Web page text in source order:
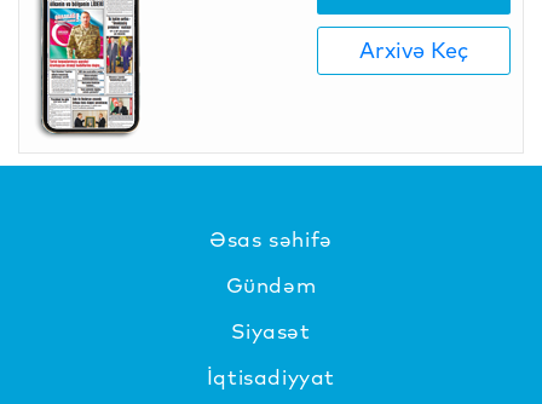
Arxivə Keç
Əsas səhifə
Gündəm
Siyasət
İqtisadiyyat